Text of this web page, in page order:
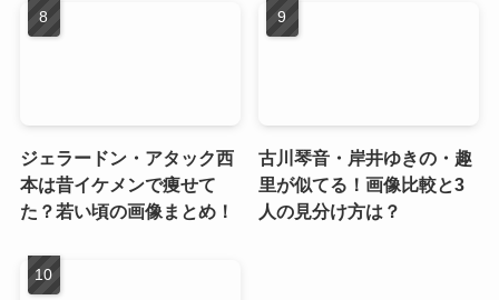
ジェラードン・アタック西
本は昔イケメンで痩せて
た？若い頃の画像まとめ！
古川琴音・岸井ゆきの・趣
里が似てる！画像比較と3
人の見分け方は？